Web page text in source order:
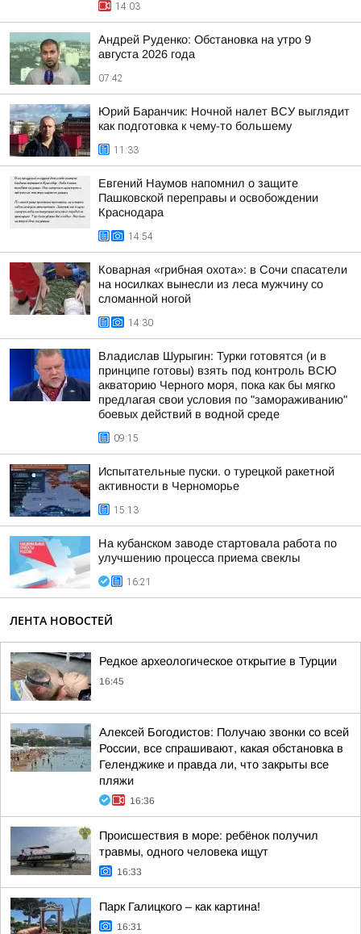
14:03
Андрей Руденко: Обстановка на утро 9
августа 2026 года
07:42
Юрий Баранчик: Ночной налет ВСУ выглядит
как подготовка к чему-то большему
11:33
Евгений Наумов напомнил о защите
Пашковской переправы и освобождении
Краснодара
14:54
Коварная «грибная охота»: в Сочи спасатели
на носилках вынесли из леса мужчину со
сломанной ногой
14:30
Владислав Шурыгин: Турки готовятся (и в
принципе готовы) взять под контроль ВСЮ
акваторию Черного моря, пока как бы мягко
предлагая свои условия по "замораживанию"
боевых действий в водной среде
09:15
Испытательные пуски. о турецкой ракетной
активности в Черноморье
15:13
На кубанском заводе стартовала работа по
улучшению процесса приема свеклы
16:21
ЛЕНТА НОВОСТЕЙ
Редкое археологическое открытие в Турции
16:45
Алексей Богодистов: Получаю звонки со всей
России, все спрашивают, какая обстановка в
Геленджике и правда ли, что закрыты все
пляжи
16:36
Происшествия в море: ребёнок получил
травмы, одного человека ищут
16:33
Парк Галицкого – как картина!
16:31